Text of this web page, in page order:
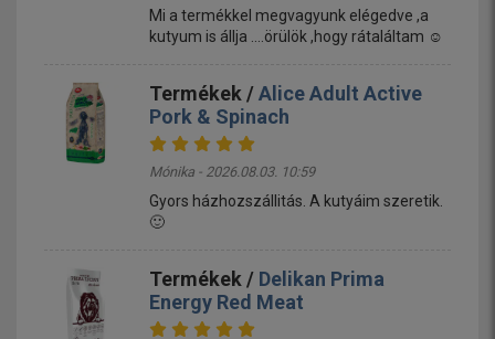
Mi a termékkel megvagyunk elégedve ,a
kutyum is állja ....örülök ,hogy rátaláltam ☺️
Termékek /Alice Adult Active
Pork & Spinach
Mónika - 2026.08.03. 10:59
Gyors házhozszállitás. A kutyáim szeretik.
🙂
Termékek / Delikan Prima
Energy Red Meat